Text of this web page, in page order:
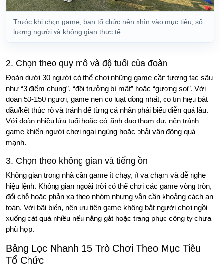
Trước khi chọn game, ban tổ chức nên nhìn vào mục tiêu, số
lượng người và không gian thực tế.
2. Chọn theo quy mô và độ tuổi của đoàn
Đoàn dưới 30 người có thể chơi những game cần tương tác sâu
như “3 điểm chung”, “đội trưởng bí mật” hoặc “gương soi”. Với
đoàn 50-150 người, game nên có luật đồng nhất, có tín hiệu bắt
đầu/kết thúc rõ và tránh để từng cá nhân phải biểu diễn quá lâu.
Với đoàn nhiều lứa tuổi hoặc có lãnh đạo tham dự, nên tránh
game khiến người chơi ngại ngùng hoặc phải vận động quá
mạnh.
3. Chọn theo không gian và tiếng ồn
Không gian trong nhà cần game ít chạy, ít va chạm và dễ nghe
hiệu lệnh. Không gian ngoài trời có thể chơi các game vòng tròn,
đổi chỗ hoặc phản xạ theo nhóm nhưng vẫn cần khoảng cách an
toàn. Với bãi biển, nên ưu tiên game không bắt người chơi ngồi
xuống cát quá nhiều nếu nắng gắt hoặc trang phục công ty chưa
phù hợp.
Bảng Lọc Nhanh 15 Trò Chơi Theo Mục Tiêu
Tổ Chức